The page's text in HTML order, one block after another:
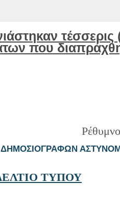
τέσσερις
που
ΤΥΠΟΥ